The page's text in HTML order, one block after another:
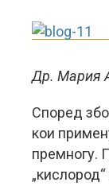
Др. Мария
Според
кои
премногу.